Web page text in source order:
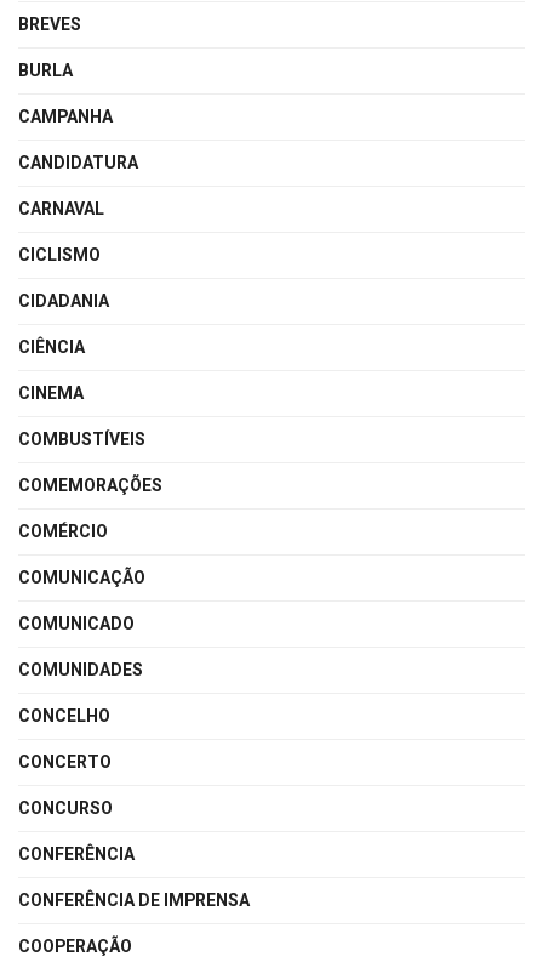
BREVES
BURLA
CAMPANHA
CANDIDATURA
CARNAVAL
CICLISMO
CIDADANIA
CIÊNCIA
CINEMA
COMBUSTÍVEIS
COMEMORAÇÕES
COMÉRCIO
COMUNICAÇÃO
COMUNICADO
COMUNIDADES
CONCELHO
CONCERTO
CONCURSO
CONFERÊNCIA
CONFERÊNCIA DE IMPRENSA
COOPERAÇÃO